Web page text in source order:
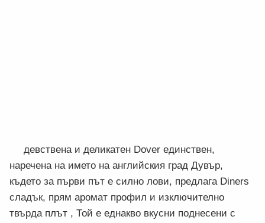
девствена и деликатен Dover единствен,
наречена на името на английския град Дувър,
където за първи път е силно лови, предлага Diners
сладък, прям аромат профил и изключително
твърда плът , Той е еднакво вкусни поднесени с